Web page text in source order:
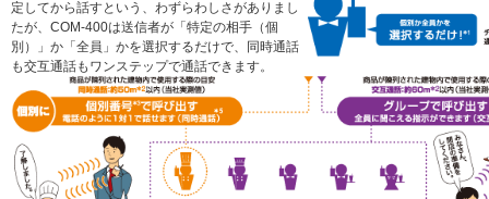
定してから話すという、わずらわしさがありまし
たが、COM-400は送信者が「特定の相手（個
別）」か「全員」かを選択するだけで、同時通話
も交互通話もワンステップで通話できます。